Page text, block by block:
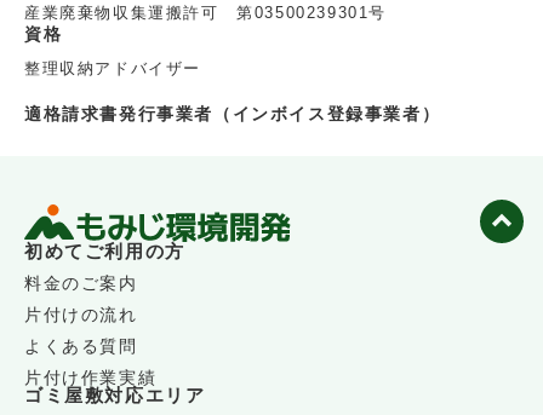
産業廃棄物収集運搬許可 第03500239301号
資格
整理収納アドバイザー
適格請求書発行事業者（インボイス登録事業者）
初めてご利用の方
料金のご案内
片付けの流れ
よくある質問
片付け作業実績
ゴミ屋敷対応エリア